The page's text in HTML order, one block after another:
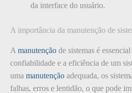
da interface do usuário.
A importância da manutenção de
A manutenção de sistemas é
confiabilidade e a eficiência de um
uma manutenção adequada, os
falhas, erros e lentidão, o que pode